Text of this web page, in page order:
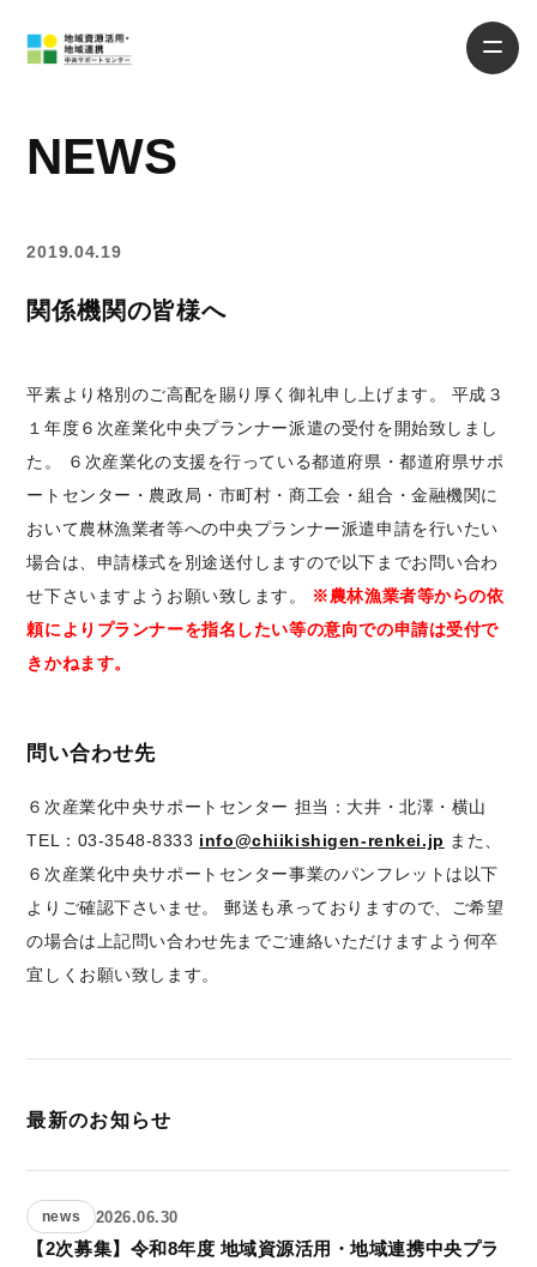
NEWS
2019.04.19
関係機関の皆様へ
平素より格別のご高配を賜り厚く御礼申し上げます。 平成３
１年度６次産業化中央プランナー派遣の受付を開始致しまし
た。 ６次産業化の支援を行っている都道府県・都道府県サポ
ートセンター・農政局・市町村・商工会・組合・金融機関に
おいて農林漁業者等への中央プランナー派遣申請を行いたい
場合は、申請様式を別途送付しますので以下までお問い合わ
せ下さいますようお願い致します。
※農林漁業者等からの依
頼によりプランナーを指名したい等の意向での申請は受付で
きかねます。
問い合わせ先
６次産業化中央サポートセンター 担当：大井・北澤・横山
TEL：03-3548-8333 info@chiikishigen-renkei.jp また、
６次産業化中央サポートセンター事業のパンフレットは以下
よりご確認下さいませ。 郵送も承っておりますので、ご希望
の場合は上記問い合わせ先までご連絡いただけますよう何卒
宜しくお願い致します。
最新のお知らせ
news 2026.06.30
【2次募集】令和8年度 地域資源活用・地域連携中央プラ